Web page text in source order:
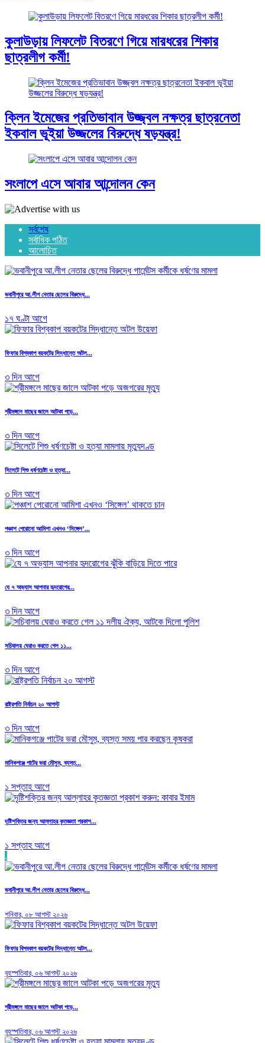
কুলাউড়ায় লিফলেট বিতরণে গিয়ে মারধরের শিকার
ছাত্রলীগ কর্মী!
ক্লিন ইমেজের প্রতিভাবান উজ্জ্বল নক্ষত্র ছাত্রনেতা
ইকবাল ভূইয়া উজ্জলের বিরুদ্ধে ষড়যন্ত্র!
সংলাপে এসে আবার আন্দোলন কেন
সর্বশেষ
সর্বাধিক পঠিত
আলোচিত
ভবানীপুরে আ.লীগ নেতার ছেলের বিরুদ্ধে...
১৭ ঘণ্টা আগে
ফিফার বিশ্বকাপ বয়কটের সিদ্ধান্তে অটল...
৩ দিন আগে
শ্রীমঙ্গলে মাছের জালে আটকা পড়ে...
৩ দিন আগে
সিলেটে শিশু ধর্ষণচেষ্টা ও হত্যা...
৩ দিন আগে
পঞ্চাশ পেরোনো আমিশা এখনও ‘সিঙ্গেল’...
৩ দিন আগে
যে ৭ অভ্যাস আপনার হৃদরোগের...
৩ দিন আগে
সচিবালয় ঘেরাও করতে গেল ১১...
৩ দিন আগে
রাষ্ট্রপতি নির্বাচন ২০ আগস্ট
৩ দিন আগে
মানিকগঞ্জে পাটের ভরা মৌসুম, ব্যস্ত...
১ সপ্তাহ আগে
দৃষ্টিশক্তির জন্য আল্লাহর কৃতজ্ঞতা প্রকাশ...
১ সপ্তাহ আগে
.
ভবানীপুরে আ.লীগ নেতার ছেলের বিরুদ্ধে...
শনিবার, ০৮ আগস্ট ২০২৬
ফিফার বিশ্বকাপ বয়কটের সিদ্ধান্তে অটল...
বৃহস্পতিবার, ০৬ আগস্ট ২০২৬
শ্রীমঙ্গলে মাছের জালে আটকা পড়ে...
বৃহস্পতিবার, ০৬ আগস্ট ২০২৬